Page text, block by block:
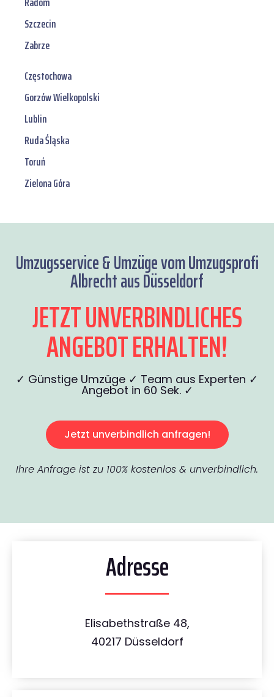
Szczecin
Zabrze
Częstochowa
Gorzów Wielkopolski
Lublin
Ruda Śląska
Toruń
Zielona Góra
Umzugsservice & Umzüge vom Umzugsprofi
Albrecht aus Düsseldorf
JETZT UNVERBINDLICHES
ANGEBOT ERHALTEN!
✓ Günstige Umzüge ✓ Team aus Experten ✓
Angebot in 60 Sek. ✓
Jetzt unverbindlich anfragen!
Ihre Anfrage ist zu 100% kostenlos & unverbindlich.
Adresse
Elisabethstraße 48,
40217 Düsseldorf